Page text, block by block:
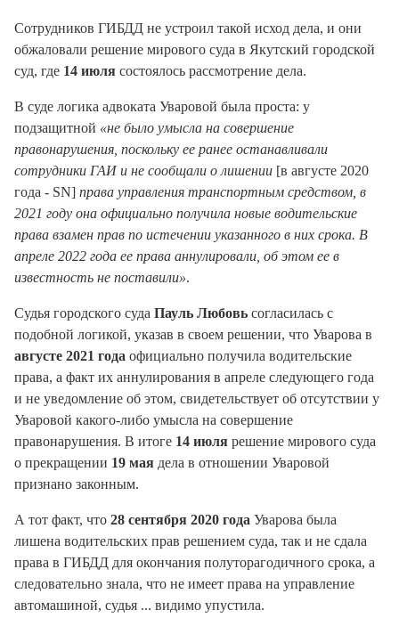
Сотрудников ГИБДД не устроил такой исход дела, и они
обжаловали решение мирового суда в Якутский городской
суд, где 14 июля состоялось рассмотрение дела.
В суде логика адвоката Уваровой была проста: у
подзащитной «не было умысла на совершение
правонарушения, поскольку ее ранее останавливали
сотрудники ГАИ и не сообщали о лишении [в августе 2020
года - SN] права управления транспортным средством, в
2021 году она официально получила новые водительские
права взамен прав по истечении указанного в них срока. В
апреле 2022 года ее права аннулировали, об этом ее в
известность не поставили».
Судья городского суда Пауль Любовь согласилась с
подобной логикой, указав в своем решении, что Уварова в
августе 2021 года официально получила водительские
права, а факт их аннулирования в апреле следующего года
и не уведомление об этом, свидетельствует об отсутствии у
Уваровой какого-либо умысла на совершение
правонарушения. В итоге 14 июля решение мирового суда
о прекращении 19 мая дела в отношении Уваровой
признано законным.
А тот факт, что 28 сентября 2020 года Уварова была
лишена водительских прав решением суда, так и не сдала
права в ГИБДД для окончания полуторагодичного срока, а
следовательно знала, что не имеет права на управление
автомашиной, судья ... видимо упустила.